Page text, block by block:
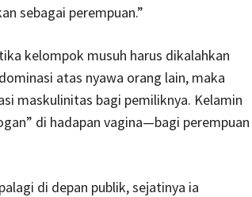
sebagai perempuan.”
kelompok musuh harus dikalahkan
atas nyawa orang lain, maka
maskulinitas bagi pemiliknya. Kelamin
di hadapan vagina—bagi perempuan
di depan publik, sejatinya ia